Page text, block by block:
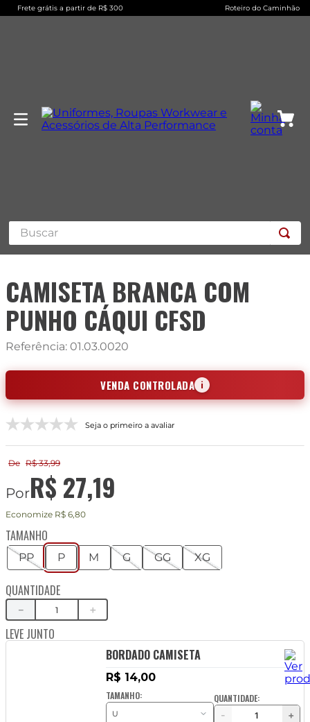
Frete grátis a partir de R$ 300 Roteiro do Caminhão
Buscar
CAMISETA BRANCA COM
PUNHO CÁQUI CFSD
Referência: 01.03.0020
VENDA CONTROLADA i
Seja o primeiro a avaliar
De R$ 33,99
PorR$ 27,19
Economize R$ 6,80
TAMANHO
PP P M G GG XG
QUANTIDADE
＋
－
LEVE JUNTO
BORDADO CAMISETA
R$ 14,00
TAMANHO:
QUANTIDADE:
-
+